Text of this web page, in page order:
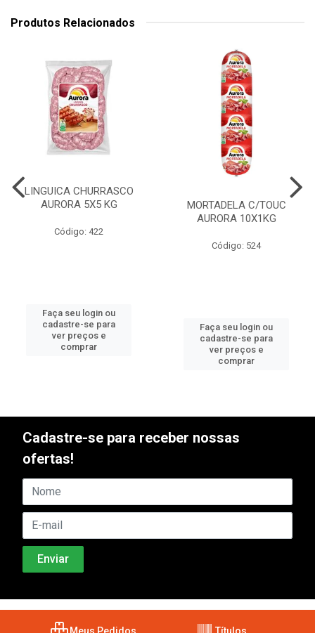
Produtos Relacionados
LINGUICA CHURRASCO
AURORA 5X5 KG
Código: 422
Faça seu login ou
cadastre-se para
ver preços e
comprar
MORTADELA C/TOUC
AURORA 10X1KG
Código: 524
Faça seu login ou
cadastre-se para
ver preços e
comprar
Cadastre-se para receber nossas
ofertas!
Meus Pedidos Títulos